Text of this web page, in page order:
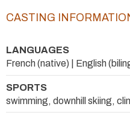
CASTING
LANGUAGES
French (native) | English
SPORTS
swimming, downhill skiing,